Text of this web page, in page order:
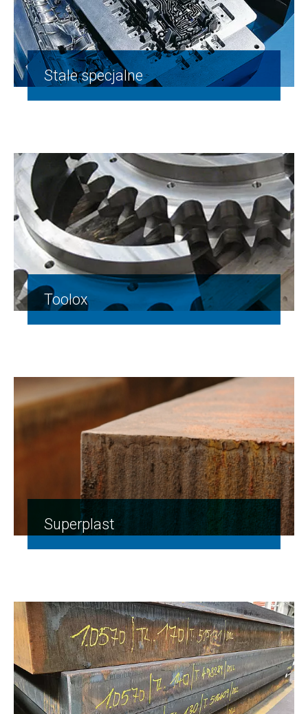
Stale specjalne
Toolox
Superplast